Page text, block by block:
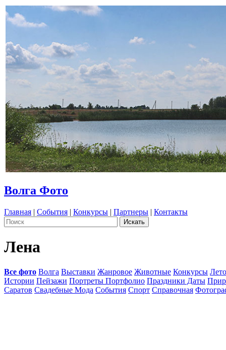
Волга Фото
Главная | События | Конкурсы | Партнеры | Контакты
Лена
Все фото Волга Выставки Жанровое Животные Конкурсы
Истории Пейзажи Портреты Портфолио Праздники Даты
Саратов Свадебные Мода События Спорт Справочная